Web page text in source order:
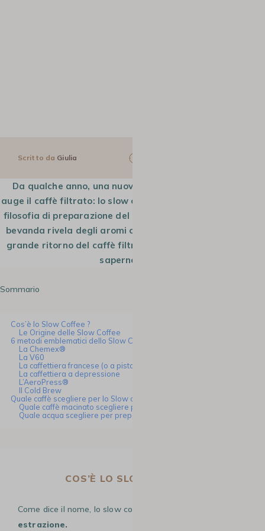
Scritto da Giulia
Da qualche anno, una nuova tendenza ha riportato in
auge il caffè filtrato: lo slow coffee. Si tratta di una nuova
filosofia di preparazione del caffè. Infuso con pazienza, la
bevanda rivela degli aromi che rimanevano nascosti: è il
grande ritorno del caffè filtrato. Continua a leggere per
saperne di più.
Sommario
Cos’è lo Slow Coffee ?
Le Origine delle Slow Coffee
6 metodi emblematici dello Slow Coffee
La Chemex®
La V60
La caffettiera francese (o a pistone)
La caffettiera a depressione
L’AeroPress®
Il Cold Brew
Quale caffè scegliere per lo Slow coffee?
Quale caffè macinato scegliere per lo slow coffee?
Quale acqua scegliere per preparare un caffè slow coffee?
COS’È LO SLOW COFFEE ?
Come dice il nome, lo slow coffee è un
estrazione.